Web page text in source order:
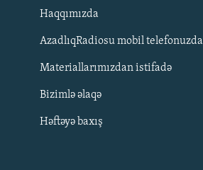
Haqqımızda
AzadlıqRadiosu mobil telefonuzda
Materiallarımızdan istifadə
Bizimlə əlaqə
Həftəyə baxış